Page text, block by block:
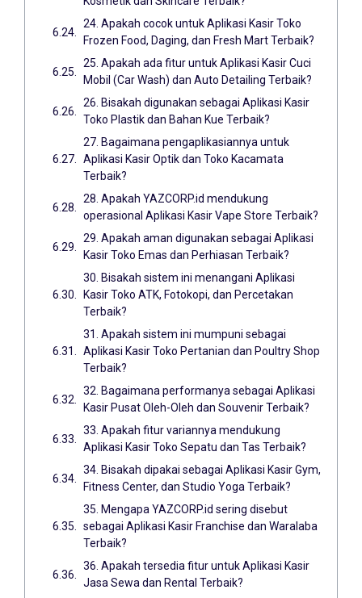
24. Apakah cocok untuk Aplikasi Kasir Toko
Frozen Food, Daging, dan Fresh Mart Terbaik?
25. Apakah ada fitur untuk Aplikasi Kasir Cuci
Mobil (Car Wash) dan Auto Detailing Terbaik?
26. Bisakah digunakan sebagai Aplikasi Kasir
Toko Plastik dan Bahan Kue Terbaik?
27. Bagaimana pengaplikasiannya untuk
Aplikasi Kasir Optik dan Toko Kacamata
Terbaik?
28. Apakah YAZCORP.id mendukung
operasional Aplikasi Kasir Vape Store Terbaik?
29. Apakah aman digunakan sebagai Aplikasi
Kasir Toko Emas dan Perhiasan Terbaik?
30. Bisakah sistem ini menangani Aplikasi
Kasir Toko ATK, Fotokopi, dan Percetakan
Terbaik?
31. Apakah sistem ini mumpuni sebagai
Aplikasi Kasir Toko Pertanian dan Poultry Shop
Terbaik?
32. Bagaimana performanya sebagai Aplikasi
Kasir Pusat Oleh-Oleh dan Souvenir Terbaik?
33. Apakah fitur variannya mendukung
Aplikasi Kasir Toko Sepatu dan Tas Terbaik?
34. Bisakah dipakai sebagai Aplikasi Kasir Gym,
Fitness Center, dan Studio Yoga Terbaik?
35. Mengapa YAZCORP.id sering disebut
sebagai Aplikasi Kasir Franchise dan Waralaba
Terbaik?
36. Apakah tersedia fitur untuk Aplikasi Kasir
Jasa Sewa dan Rental Terbaik?